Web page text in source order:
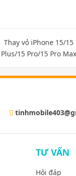
Thay vỏ iPhone 15/15
Plus/15 Pro/15 Pro Max
TƯ VẤN
Hỏi đáp